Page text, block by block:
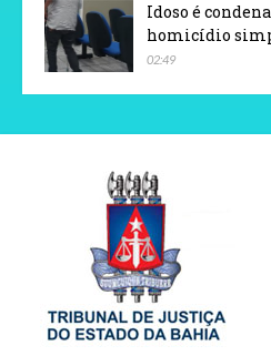
Idoso é
homicídio
02:49